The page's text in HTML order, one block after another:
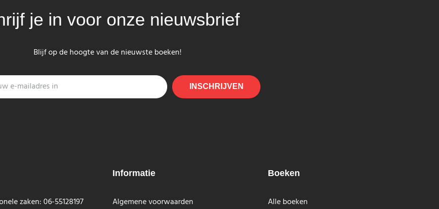
je in voor onze nieuwsbrief
Blijf op de hoogte van de nieuwste boeken!
INSCHRIJVEN
zaken: 06-55128197
Informatie
Algemene voorwaarden
Boeken
Alle boeken